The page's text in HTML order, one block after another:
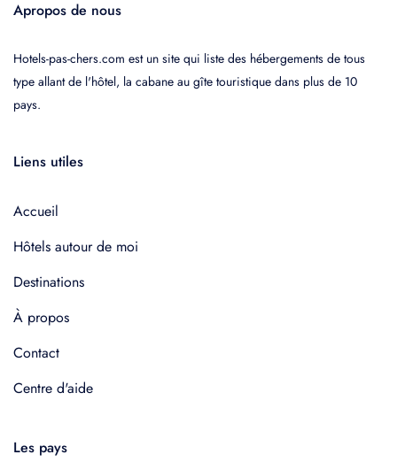
Apropos de nous
Hotels-pas-chers.com est un site qui liste des hébergements de tous
type allant de l'hôtel, la cabane au gîte touristique dans plus de 10
pays.
Liens utiles
Accueil
Hôtels autour de moi
Destinations
À propos
Contact
Centre d'aide
Les pays